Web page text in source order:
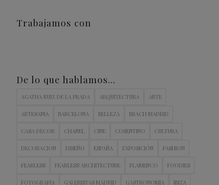
Trabajamos con
De lo que hablamos…
AGATHA RUIZ DE LA PRADA ARQUITECTURA ARTE
ARTESANIA BARCELONA BELLEZA BRACH MADRID
CASA DECOR CHANEL CINE COSENTINO CULTURA
DECORACION DISEÑO ESPAÑA EXPOSICIÓN FASHION
FEARLESS FEARLESS ARCHITECTURE FLAMENCO FOODIES
FOTOGRAFIA GALERISTAS MADRID GASTRONOMIA IBIZA